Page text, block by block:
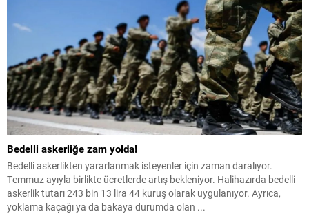
Bedelli askerliğe zam yolda!
Bedelli askerlikten yararlanmak isteyenler için zaman daralıyor.
Temmuz ayıyla birlikte ücretlerde artış bekleniyor. Halihazırda bedelli
askerlik tutarı 243 bin 13 lira 44 kuruş olarak uygulanıyor. Ayrıca,
yoklama kaçağı ya da bakaya durumda olan ...